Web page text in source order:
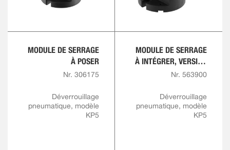
MODULE DE SERRAGE
À POSER
Nr. 306175
Déverrouillage
pneumatique, modèle
KP5
MODULE DE SERRAGE
À INTÉGRER, VERSION
À VISSER
Nr. 563900
Déverrouillage
pneumatique, modèle
KP5